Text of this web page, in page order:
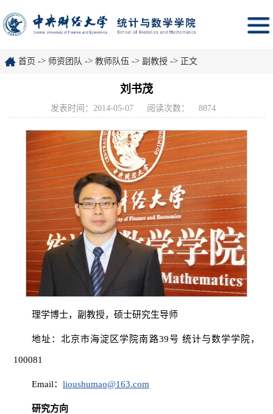
首页 -> 师资团队 -> 教师队伍 -> 副教授 -> 正文
刘书茂
发表时间：2014-05-07 阅读次数： 8874
理学博士，副教授，硕士研究生导师
地址：北京市海淀区学院南路39号 统计与数学学院，
100081
Email： lioushumao@163.com
研究方向